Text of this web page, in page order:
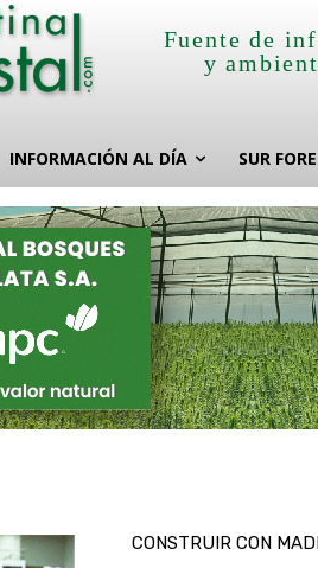
Fuente de
y
INFORMACIÓN AL DÍA SUR
CONSTRUIR CON